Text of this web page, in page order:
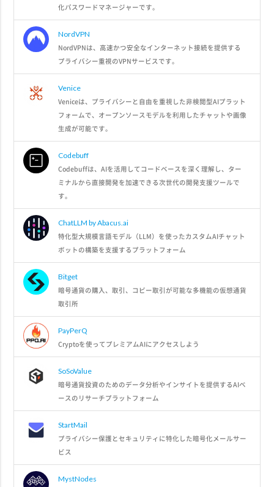
化パスワードマネージャーです。
NordVPN
NordVPNは、高速かつ安全なインターネット接続を提供する
プライバシー重視のVPNサービスです。
Venice
Veniceは、プライバシーと自由を重視した非検閲型AIプラット
フォームで、オープンソースモデルを利用したチャットや画像
生成が可能です。
Codebuff
Codebuffは、AIを活用してコードベースを深く理解し、ター
ミナルから直接開発を加速できる次世代の開発支援ツールで
す。
ChatLLM by Abacus.ai
特化型大規模言語モデル（LLM）を使ったカスタムAIチャット
ボットの構築を支援するプラットフォーム
Bitget
暗号通貨の購入、取引、コピー取引が可能な多機能の仮想通貨
取引所
PayPerQ
Cryptoを使ってプレミアムAIにアクセスしよう
SoSoValue
暗号通貨投資のためのデータ分析やインサイトを提供するAIベ
ースのリサーチプラットフォーム
StartMail
プライバシー保護とセキュリティに特化した暗号化メールサー
ビス
MystNodes